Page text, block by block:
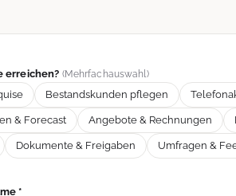
erreichen? (Mehrfachauswahl)
Bestandskunden pflegen
& Forecast Angebote & Rechnungen
Dokumente & Freigaben Umfragen &
*